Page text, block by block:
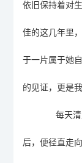
依旧保持着对
佳的这几年里
于一片属于她
的见证，更是
每天
后，便径直走